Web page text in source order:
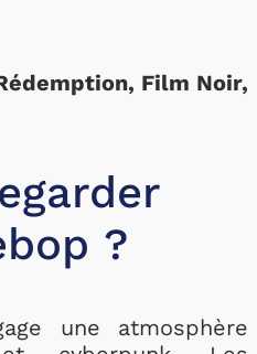
Film Noir,
?
une atmosphère